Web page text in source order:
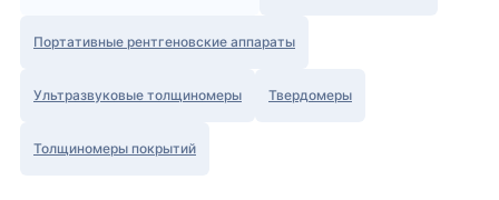
Портативные рентгеновские аппараты
Ультразвуковые толщиномеры Твердомеры
Толщиномеры покрытий